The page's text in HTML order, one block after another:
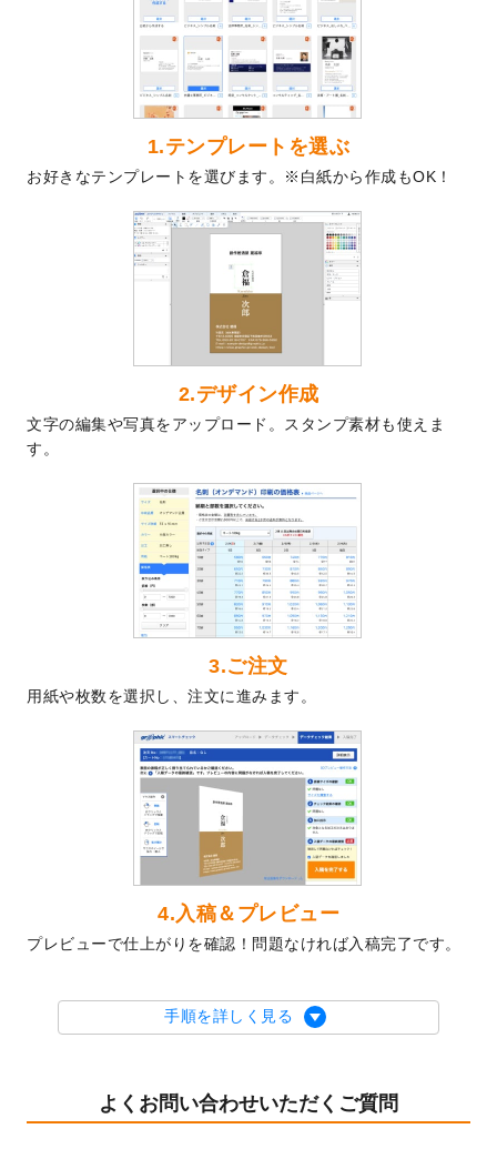
を公開いたしました。
喪中はがきのデザインテンプレート
いたしました。
2025年版1月始まりのカレンダーデザイン
テンプレート
を公開いたしました。
なりました！
プラスチックカードのデザインテンプレー
トを追加しました。
回数券のデザインテンプレート
した。
暑中見舞いのデザインテンプレート
しました。
メッセージカードのデザインテンプレート
を追加しました。
2024/6/14
エコノミータイプののぼりが作成できるよ
うになりました！
【新商品】のぼり
が作成できるようになり
ました！
DMのデザインテンプレートを追加しまし
た。
【新商品】ステッカー
なりました！
2024年版4月始まりのカレンダーデザイン
テンプレートを公開いたしました。
2024年辰年の年賀ポスターデザインテンプ
レート
を公開いたしました。
箔押し年賀状のデザインテンプレート
開いたしました。
クリアファイル、封筒、うちわにてオリジ
ナルデザインで作成できるようになりまし
た！
を公開いたしました。
2023/9/1
2024年版1月始まりのカレンダーデザイン
オリジナルサイズ、変型サイズで作成でき
るようになりました！
1.テンプレートを選ぶ
お好きなテンプレートを選びます。※白紙から作成もOK！
2.デザイン作成
文字の編集や写真をアップロード。スタンプ素材も使えま
す。
3.ご注文
用紙や枚数を選択し、注文に進みます。
4.入稿＆プレビュー
プレビューで仕上がりを確認！問題なければ入稿完了です。
手順を詳しく見る
よくお問い合わせいただくご質問